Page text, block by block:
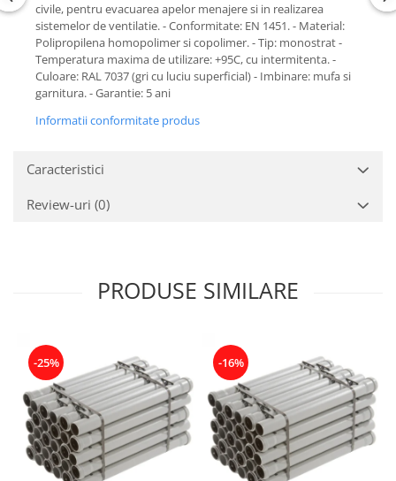
civile, pentru evacuarea apelor menajere si in realizarea
sistemelor de ventilatie. - Conformitate: EN 1451. - Material:
Polipropilena homopolimer si copolimer. - Tip: monostrat -
Temperatura maxima de utilizare: +95C, cu intermitenta. -
Culoare: RAL 7037 (gri cu luciu superficial) - Imbinare: mufa si
garnitura. - Garantie: 5 ani
Informatii conformitate produs
Caracteristici
Review-uri (0)
PRODUSE SIMILARE
-25% -16%